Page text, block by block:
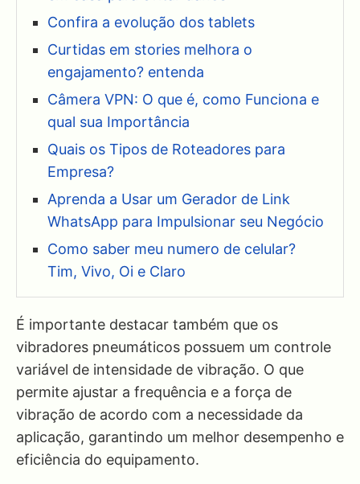
Confira a evolução dos tablets
Curtidas em stories melhora o
engajamento? entenda
Câmera VPN: O que é, como Funciona e
qual sua Importância
Quais os Tipos de Roteadores para
Empresa?
Aprenda a Usar um Gerador de Link
WhatsApp para Impulsionar seu Negócio
Como saber meu numero de celular?
Tim, Vivo, Oi e Claro
É importante destacar também que os
vibradores pneumáticos possuem um controle
variável de intensidade de vibração. O que
permite ajustar a frequência e a força de
vibração de acordo com a necessidade da
aplicação, garantindo um melhor desempenho e
eficiência do equipamento.